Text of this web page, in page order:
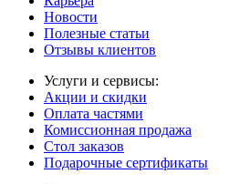
Новости
Полезные статьи
Отзывы клиентов
Услуги и сервисы:
Акции и скидки
Оплата частями
Комиссионная продажа
Стол заказов
Подарочные сертификаты